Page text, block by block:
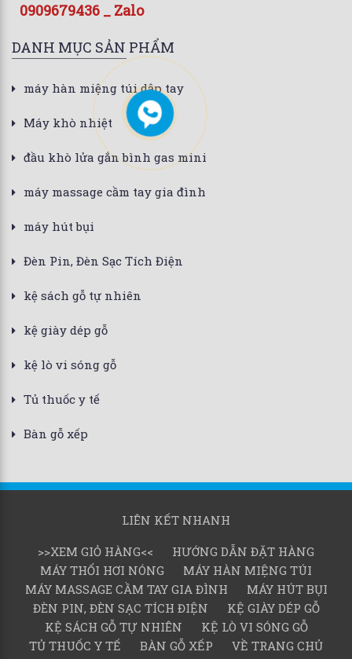
0909679436 _ Zalo
DANH MỤC SẢN PHẨM
máy hàn miệng túi dập tay
Máy khò nhiệt
đầu khò lửa gắn bình gas mini
máy massage cầm tay gia đình
máy hút bụi
Đèn Pin, Đèn Sạc Tích Điện
kệ sách gỗ tự nhiên
kệ giày dép gỗ
kệ lò vi sóng gỗ
Tủ thuốc y tế
Bàn gỗ xếp
LIÊN KẾT NHANH
>>XEM GIỎ HÀNG<<
HƯỚNG DẪN ĐẶT HÀNG
MÁY THỔI HƠI NÓNG
MÁY HÀN MIỆNG TÚI
MÁY MASSAGE CẦM TAY GIA ĐÌNH
MÁY HÚT BỤI
ĐÈN PIN, ĐÈN SẠC TÍCH ĐIỆN
KỆ GIÀY DÉP GỖ
KỆ SÁCH GỖ TỰ NHIÊN
KỆ LÒ VI SÓNG GỖ
TỦ THUỐC Y TẾ
BÀN GỖ XẾP VỀ TRANG CHỦ